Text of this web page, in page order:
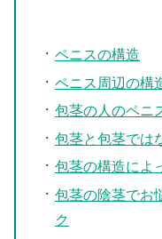
ペニスの構造
ペニス周辺の構
包茎の人のペニ
包茎と包茎では
包茎の構造によ
包茎の陰茎でお
ク